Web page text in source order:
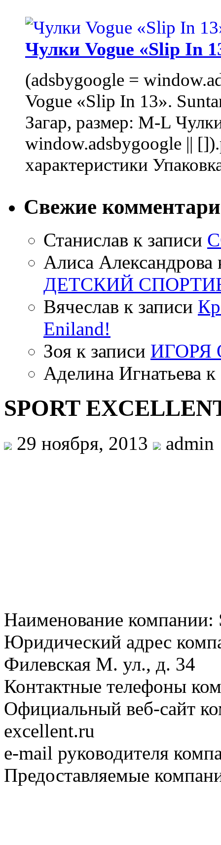
Чулки Vogue «Slip In
(adsbygoogle =
Vogue «Slip In 13».
Загар, размер: M-L
window.adsbygoogle ||
характеристики
Свежие
Станислав к записи
Алиса Александрова
ДЕТСКИЙ
Вячеслав к записи
Eniland!
Зоя к записи ИГОРЯ
Аделина Игнатьева к
SPORT
29 ноября, 2013 admin
Наименование
Юридический адрес
Филевская М. ул., д. 34
Контактные телефоны
Официальный веб-сайт
excellent.ru
e-mail руководителя
Предоставляемые